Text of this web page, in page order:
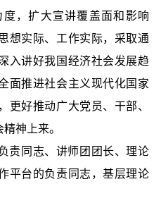
，扩大宣讲覆盖面和影响
想实际、工作实际，采取通
入讲好我国经济社会发展趋
面推进社会主义现代化国家
更好推动广大党员、干部、
神上来。
同志、讲师团团长、理论
平台的负责同志，基层理论